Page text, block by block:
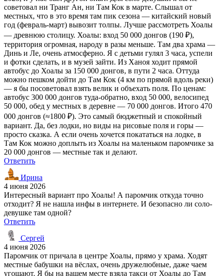
советовал ни Транг Ан, ни Там Кок в марте. Слышал от
местных, что в это время там пик сезона — китайский новый
год (февраль-март) вывозит толпы. Лучше рассмотреть Хоалы
— древнюю столицу. Хоалы: вход 50 000 донгов (190 ₽),
территория огромная, народу в разы меньше. Там два храма —
Динь и Ле, очень атмосферно. Я с детьми гулял 3 часа, успели
и фотки сделать, и в музей зайти. Из Ханоя ходит прямой
автобус до Хоалы за 150 000 донгов, в пути 2 часа. Оттуда
можно пешком дойти до Там Кок (4 км по прямой вдоль реки)
— я бы посоветовал взять велик и объехать поля. По ценам:
автобус 300 000 донгов туда-обратно, вход 50 000, велосипед
50 000, обед у местных в деревне — 70 000 донгов. Итого 470
000 донгов (≈1800 ₽). Это самый бюджетный и спокойный
вариант. Да, без лодки, но виды на рисовые поля и горы —
просто сказка. А если очень хочется покататься на лодке, в
Там Кок можно доплыть из Хоалы на маленьком паромчике за
20 000 донгов — местные так и делают.
Ответить
Ирина
4 июня 2026
Интересный вариант про Хоалы! А паромчик откуда точно
отходит? Я не нашла инфы в интернете. И безопасно ли соло-
девушке там одной?
Ответить
Сергей
4 июня 2026
Паромчик от причала в центре Хоалы, прямо у храма. Ходят
местные бабушки на вёслах, очень дружелюбные, даже чаем
угощают. Я бы на вашем месте взяла такси от Хоалы до Там